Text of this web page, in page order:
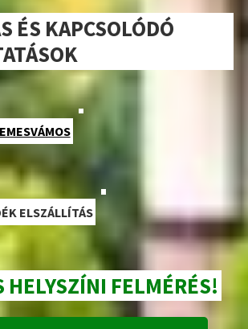
ÉS KAPCSOLÓDÓ
ELSZÁLLÍTÁS
HELYSZÍNI FELMÉRÉS!